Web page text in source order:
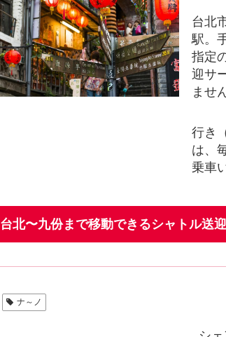
台北
駅。
指定
迎サ
ませ
行き
は、
乗車
台北〜九份まで移動できるシャトル送
ナ～ノ